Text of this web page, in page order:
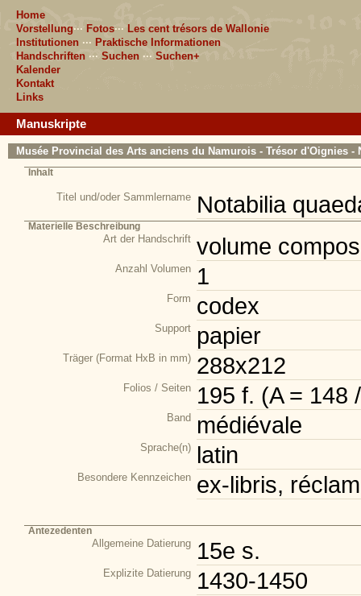
Home
Vorstellung··· Fotos··· Les cent trésors de Wallonie
Institutionen ··· Praktische Informationen
Handschriften ··· Suchen ··· Suchen+
Kalender
Kontakt
Links
Manuskripte
Musée Provincial des Arts anciens du Namurois - Trésor d'Oignies -
Inhalt
Titel und/oder Sammlername Notabilia
Materielle Beschreibung
Art der Handschrift volume
Anzahl Volumen 1
Form codex
Support papier
Träger (Format HxB in mm) 288x212
Folios / Seiten 195 f. (A = 148
Band médiévale
Sprache(n) latin
Besondere Kennzeichen ex-libris,
Antezedenten
Allgemeine Datierung 15e s.
Explizite Datierung 1430-1450